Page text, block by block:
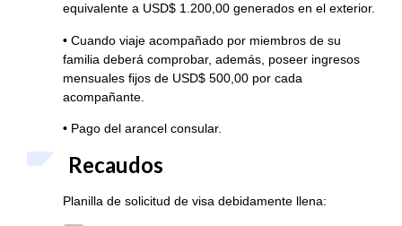
equivalente a USD$ 1.200,00 generados en el exterior.
• Cuando viaje acompañado por miembros de su
familia deberá comprobar, además, poseer ingresos
mensuales fijos de USD$ 500,00 por cada
acompañante.
• Pago del arancel consular.
Recaudos
Planilla de solicitud de visa debidamente llena: